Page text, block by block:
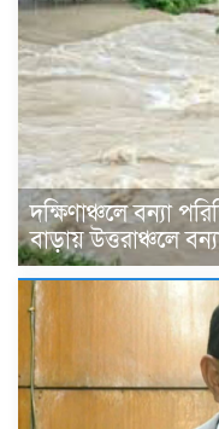
দক্ষিণাঞ্চলে বন্যা
বাড়ায় উত্তরাঞ্চলে